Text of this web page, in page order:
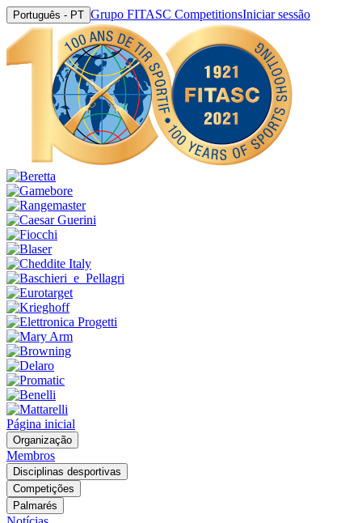
Português - PT Grupo FITASC CompetitionsIniciar sessão
Página inicial
Organização
Membros
Disciplinas desportivas
Competições
Palmarés